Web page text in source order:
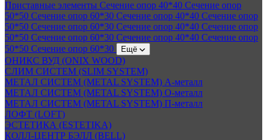
Приставные элементы Сечение опор 40*40 Сечение опор
50*50 Сечение опор 60*30 Сечение опор 40*40 Сечение опор
50*50 Сечение опор 60*30 Сечение опор 40*40 Сечение опор
50*50 Сечение опор 60*30 Сечение опор 40*40 Сечение опор
50*50 Сечение опор 60*30 Ещё
ОНИКС ВУД (ONIX WOOD)
СЛИМ СИСТЕМ (SLIM SYSTEM)
МЕТАЛ СИСТЕМ (METAL SYSTEM) А-металл
МЕТАЛ СИСТЕМ (METAL SYSTEM) О-металл
МЕТАЛ СИСТЕМ (METAL SYSTEM) П-металл
ЛОФТ (LOFT)
ЭСТЕТИКА (ESTETIKA)
КОЛЛ-ЦЕНТР БЭЛЛ (BELL)